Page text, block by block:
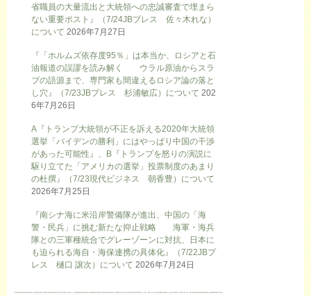
省職員の大量流出と大統領への忠誠審査で埋まら
ない重要ポスト』（7/24JBプレス 佐々木れな）
について 2026年7月27日
『「ホルムズ依存度95％」は本当か、ロシアと石
油報道の誤謬を読み解く ウラル原油からスラ
ブの語源まで、専門家も間違えるロシア論の落と
し穴』（7/23JBプレス 杉浦敏広）について 202
6年7月26日
A『トランプ大統領が不正を訴える2020年大統領
選挙「バイデンの勝利」にはやっぱり中国の干渉
があった可能性』、B『トランプを怒りの演説に
駆り立てた「アメリカの選挙」投票制度のあまり
の杜撰』（7/23現代ビジネス 朝香豊）について
2026年7月25日
『南シナ海に米沿岸警備隊が進出、中国の「海
警・民兵」に挑む新たな抑止戦略 海軍・海兵
隊との三軍種統合でグレーゾーンに対抗、日本に
も迫られる海自・海保連携の具体化』（7/22JBプ
レス 樋口 譲次）について 2026年7月24日